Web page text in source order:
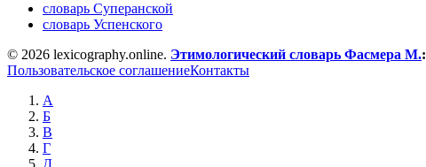
словарь Суперанской
словарь Успенского
© 2026 lexicography.online. Этимологический словарь Фасмера М.:
Пользовательское соглашениеКонтакты
А
Б
В
Г